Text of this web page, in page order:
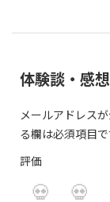
体験談・感
メールアドレス
る欄は必須項目
評価